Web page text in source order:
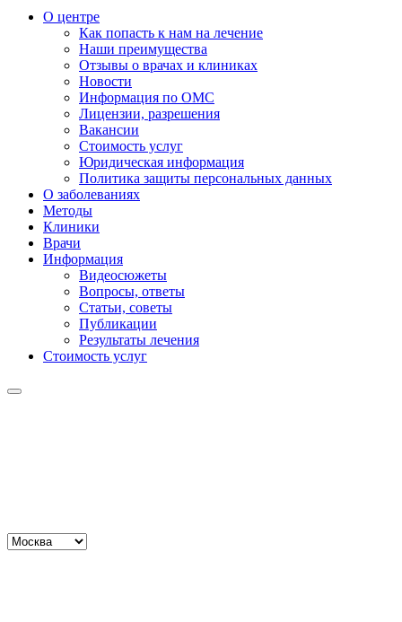
О центре
Как попасть к нам на лечение
Наши преимущества
Отзывы о врачах и клиниках
Новости
Информация по ОМС
Лицензии, разрешения
Вакансии
Стоимость услуг
Юридическая информация
Политика защиты персональных данных
О заболеваниях
Методы
Клиники
Врачи
Информация
Видеосюжеты
Вопросы, ответы
Статьи, советы
Публикации
Результаты лечения
Стоимость услуг